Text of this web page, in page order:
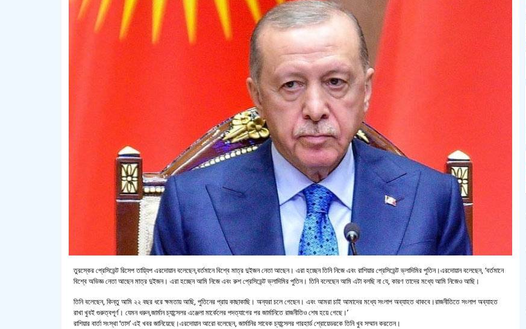
তুরস্কের প্রেসিডেন্ট রিসেপ তায়্যিপ এরদোয়ান বলেছেন,বর্তমানে বিশ্বে মাত্র দুইজন নেতা আছেন। এরা হচ্ছেন তিনি নিজে এবং রাশিয়ার প্রেসিডেন্ট ভ্লাদিমির পুতিন।এরদোয়ান বলেছেন, ‘বর্তমানে
বিশ্বে অভিজ্ঞ নেতা আছেন মাত্র দুইজন। এরা হচ্ছেন আমি নিজে এবং রুশ প্রেসিডেন্ট ভ্লাদিমির পুতিন। তিনি বলেছেন আমি এটা বলছি না যে, কারণ তাদের মধ্যে আমি নিজেও আছি।
তিনি বলেছেন, কিন্তু আমি ২২ বছর ধরে ক্ষমতায় আছি, পুতিনের প্রায় কাছাকাছি। অন্যরা চলে গেছেন। এবং আমরা চাই আমাদের মধ্যে সংলাপ অব্যাহত থাকবে।রাজনীতিতে সংলাপ অব্যাহত
রাখা খুবই গুরুত্বপূর্ণ। যেমন ধরুন,জার্মান চ্যান্সেলর এঞ্জেলা মার্কেলের পদত্যাগের পর জার্মানিতে রাজনীতিও শেষ হয়ে গেছে।’
রাশিয়ার বার্তা সংস্থা ‘তাস’ এই খবর জানিয়েছে।এরদোয়ান আরো বলেছেন, জার্মানির সাবেক চ্যান্সেলর গারহার্ড শ্রোয়েডরকে তিনি খুব সম্মান করতেন।